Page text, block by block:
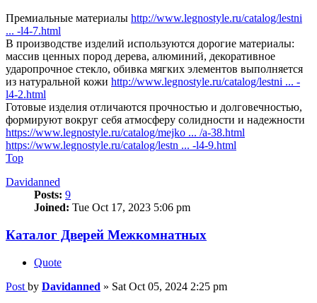
Премиальные материалы http://www.legnostyle.ru/catalog/lestni
... -l4-7.html
В производстве изделий используются дорогие материалы:
массив ценных пород дерева, алюминий, декоративное
ударопрочное стекло, обивка мягких элементов выполняется
из натуральной кожи http://www.legnostyle.ru/catalog/lestni ... -
l4-2.html
Готовые изделия отличаются прочностью и долговечностью,
формируют вокруг себя атмосферу солидности и надежности
https://www.legnostyle.ru/catalog/mejko ... /a-38.html
https://www.legnostyle.ru/catalog/lestn ... -l4-9.html
Top
Davidanned
Posts: 9
Joined: Tue Oct 17, 2023 5:06 pm
Каталог Дверей Межкомнатных
Quote
Post by Davidanned » Sat Oct 05, 2024 2:25 pm